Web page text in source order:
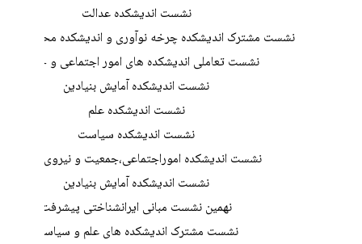
نشست اندیشکده عدالت
نشست مشترک اندیشکده چرخه نوآوری و اندیشکده محیط
نشست تعاملی اندیشکده های امور اجتماعی و خانواده
نشست اندیشکده آمایش بنیادین
نشست اندیشکده علم
نشست اندیشکده سیاست
نشست اندیشکده اموراجتماعی،جمعیت و نیروی انسانی
نشست اندیشکده آمایش بنیادین
نهمین نشست مبانی ایرانشناختی پیشرفت
نشست مشترک اندیشکده های علم و سیاست